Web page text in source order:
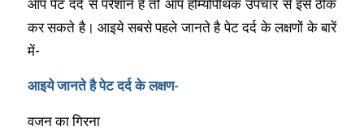
कर सकते है। आइये सबसे पहले जानते है पेट दर्द के लक्षणों के बारें
में-
आइये जानते है पेट दर्द के लक्षण-
वजन का गिरना